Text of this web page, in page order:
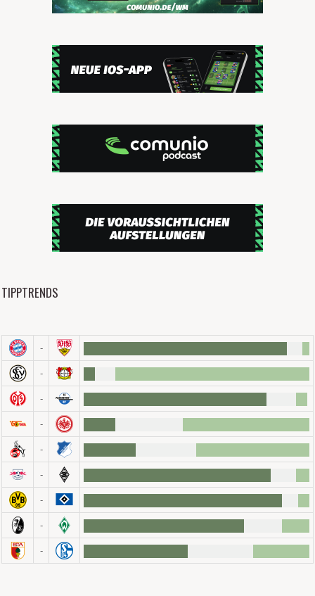
TIPPTRENDS
-
-
-
-
-
-
-
-
-